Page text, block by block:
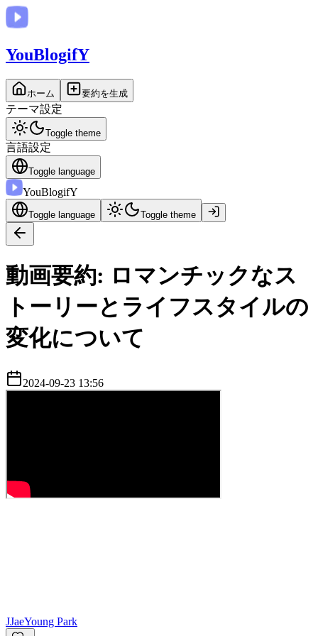
YouBlogifY
ホーム 要約を生成
テーマ設定
Toggle theme
言語設定
Toggle language
YouBlogifY
Toggle language Toggle theme
動画要約: ロマンチックなス
トーリーとライフスタイルの
変化について
2024-09-23 13:56
JJaeYoung Park